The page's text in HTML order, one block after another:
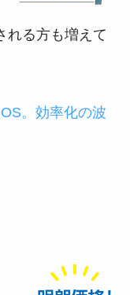
れる方も増えて
。効率化の波